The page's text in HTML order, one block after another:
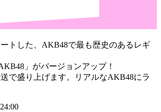
ートした、AKB48で最も歴史のあるレギ
」がバージョンアップ！
で盛り上げます。リアルなAKB48にラ